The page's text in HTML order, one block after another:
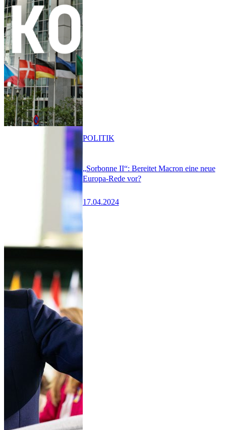
„Sorbonne II“: Bereitet Macron eine neue
Europa-Rede vor?
17.04.2024
POLITIK